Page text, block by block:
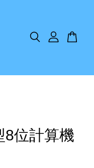
8位計算機